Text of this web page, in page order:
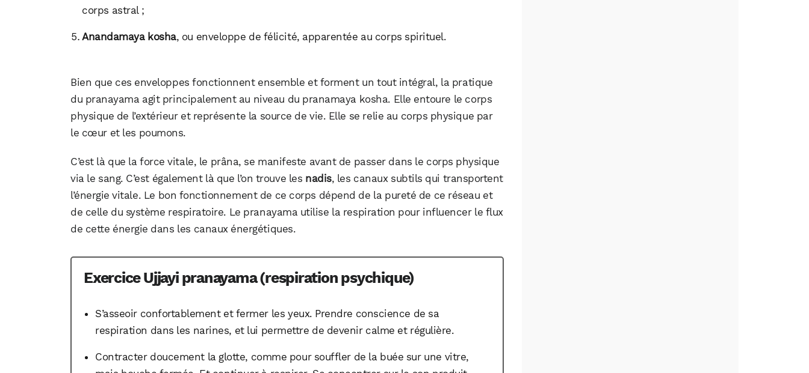
corps astral ;
Anandamaya kosha, ou enveloppe de félicité, apparentée au corps spirituel.
Bien que ces enveloppes fonctionnent ensemble et forment un tout intégral, la pratique
du pranayama agit principalement au niveau du pranamaya kosha. Elle entoure le corps
physique de l’extérieur et représente la source de vie. Elle se relie au corps physique par
le cœur et les poumons.
C’est là que la force vitale, le prâna, se manifeste avant de passer dans le corps physique
via le sang. C’est également là que l’on trouve les nadis, les canaux subtils qui transportent
l’énergie vitale. Le bon fonctionnement de ce corps dépend de la pureté de ce réseau et
de celle du système respiratoire. Le pranayama utilise la respiration pour influencer le flux
de cette énergie dans les canaux énergétiques.
Exercice Ujjayi pranayama (respiration psychique)
S’asseoir confortablement et fermer les yeux. Prendre conscience de sa
respiration dans les narines, et lui permettre de devenir calme et régulière.
Contracter doucement la glotte, comme pour souffler de la buée sur une vitre,